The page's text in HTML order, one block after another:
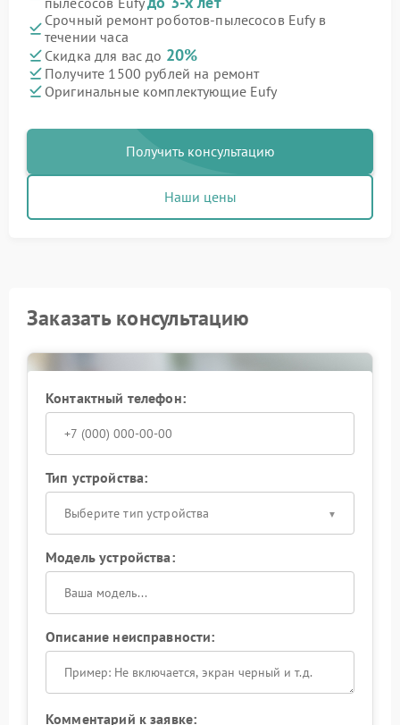
Срочный ремонт роботов-пылесосов Eufy в
течении часа
Скидка для вас до 20%
Получите 1500 рублей на ремонт
Оригинальные комплектующие Eufy
Получить консультацию
Наши цены
Заказать консультацию
Контактный телефон:
Тип устройства:
Выберите тип устройства
Модель устройства:
Описание неисправности:
Комментарий к заявке: